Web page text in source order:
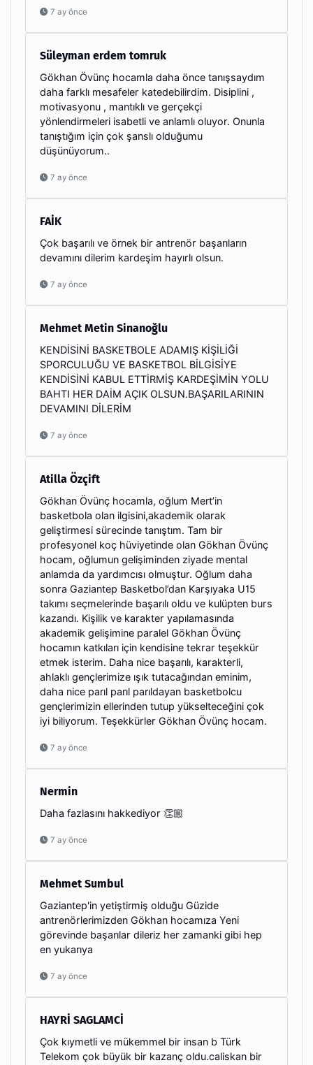
7 ay önce
Süleyman erdem tomruk
Gökhan Övünç hocamla daha önce tanışsaydım
daha farklı mesafeler katedebilirdim. Disiplini ,
motivasyonu , mantıklı ve gerçekçi
yönlendirmeleri isabetli ve anlamlı oluyor. Onunla
tanıştığım için çok şanslı olduğumu
düşünüyorum..
7 ay önce
FAİK
Çok başarılı ve örnek bir antrenör başarıların
devamını dilerim kardeşim hayırlı olsun.
7 ay önce
Mehmet Metin Sinanoğlu
KENDİSİNİ BASKETBOLE ADAMIŞ KİŞİLİĞİ
SPORCULUĞU VE BASKETBOL BİLGİSİYE
KENDİSİNİ KABUL ETTİRMİŞ KARDEŞİMİN YOLU
BAHTI HER DAİM AÇIK OLSUN.BAŞARILARININ
DEVAMINI DİLERİM
7 ay önce
Atilla Özçift
Gökhan Övünç hocamla, oğlum Mert’in
basketbola olan ilgisini,akademik olarak
geliştirmesi sürecinde tanıştım. Tam bir
profesyonel koç hüviyetinde olan Gökhan Övünç
hocam, oğlumun gelişiminden ziyade mental
anlamda da yardımcısı olmuştur. Oğlum daha
sonra Gaziantep Basketbol’dan Karşıyaka U15
takımı seçmelerinde başarılı oldu ve kulüpten burs
kazandı. Kişilik ve karakter yapılamasında
akademik gelişimine paralel Gökhan Övünç
hocamın katkıları için kendisine tekrar teşekkür
etmek isterim. Daha nice başarılı, karakterli,
ahlaklı gençlerimize ışık tutacağından eminim,
daha nice parıl parıl parıldayan basketbolcu
gençlerimizin ellerinden tutup yükselteceğini çok
iyi biliyorum. Teşekkürler Gökhan Övünç hocam.
7 ay önce
Nermin
Daha fazlasını hakkediyor 👏🏼
7 ay önce
Mehmet Sumbul
Gaziantep'in yetiştirmiş olduğu Güzide
antrenörlerimizden Gökhan hocamıza Yeni
görevinde başarılar dileriz her zamanki gibi hep
en yukarıya
7 ay önce
HAYRİ SAGLAMCİ
Çok kıymetli ve mükemmel bir insan b Türk
Telekom çok büyük bir kazanç oldu.caliskan bir